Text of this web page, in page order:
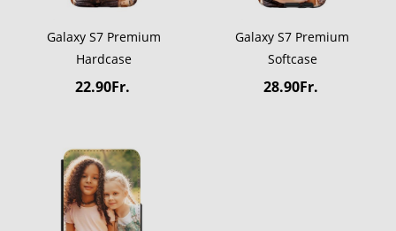
Galaxy S7 Premium
Hardcase
22.90Fr.
Galaxy S7 Premium
Softcase
28.90Fr.